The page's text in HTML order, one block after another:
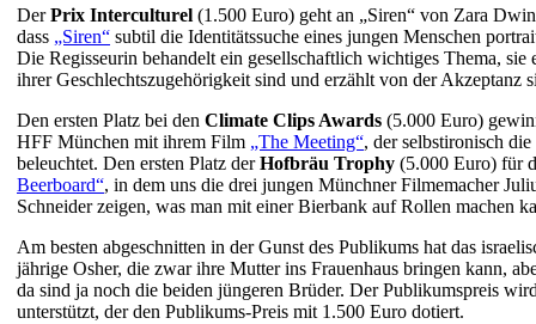
DerPrix Interculturel (1.500 Euro) geht an „Siren“ von Zara
dass „Siren“ subtil die Identitätssuche eines jungen Menschen
Die Regisseurin behandelt ein gesellschaftlich wichtiges Thema,
ihrer Geschlechtszugehörigkeit sind und erzählt von der Akzeptanz
Den ersten Platz bei den Climate Clips Awards (5.000 Euro)
HFF München mit ihrem Film „The Meeting“, der selbstironisch
beleuchtet. Den ersten Platz derHofbräu Trophy (5.000 Euro) für
Beerboard“, in dem uns die drei jungen Münchner Filmemacher
Schneider zeigen, was man mit einer Bierbank auf Rollen machen
Am besten abgeschnitten in der Gunst des Publikums hat das
jährige Osher, die zwar ihre Mutter ins Frauenhaus bringen kann,
da sind ja noch die beiden jüngeren Brüder. Der Publikumspreis
unterstützt, der den Publikums-Preis mit 1.500 Euro dotiert.